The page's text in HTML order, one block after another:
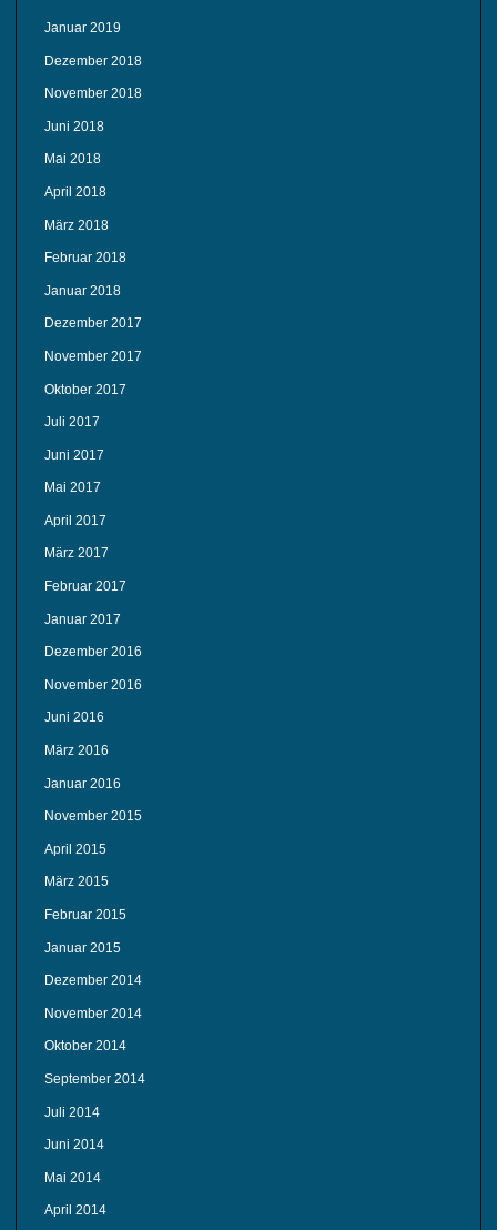
Januar 2019
Dezember 2018
November 2018
Juni 2018
Mai 2018
April 2018
März 2018
Februar 2018
Januar 2018
Dezember 2017
November 2017
Oktober 2017
Juli 2017
Juni 2017
Mai 2017
April 2017
März 2017
Februar 2017
Januar 2017
Dezember 2016
November 2016
Juni 2016
März 2016
Januar 2016
November 2015
April 2015
März 2015
Februar 2015
Januar 2015
Dezember 2014
November 2014
Oktober 2014
September 2014
Juli 2014
Juni 2014
Mai 2014
April 2014